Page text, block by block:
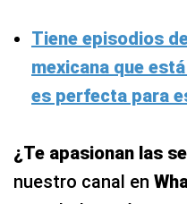
Tiene episodios
mexicana que
es perfecta para
¿Te apasionan las
nuestro canal en